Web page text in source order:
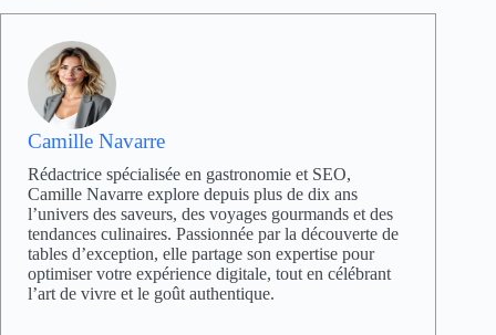
Camille Navarre
Rédactrice spécialisée en gastronomie et SEO,
Camille Navarre explore depuis plus de dix ans
l’univers des saveurs, des voyages gourmands et des
tendances culinaires. Passionnée par la découverte de
tables d’exception, elle partage son expertise pour
optimiser votre expérience digitale, tout en célébrant
l’art de vivre et le goût authentique.